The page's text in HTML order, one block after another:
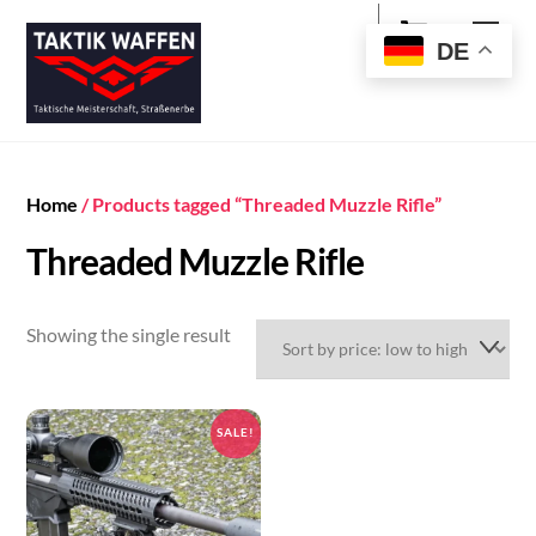
content
Cart
Home / Products tagged “Threaded Muzzle Rifle”
Threaded Muzzle Rifle
Showing the single result
SALE!
DE